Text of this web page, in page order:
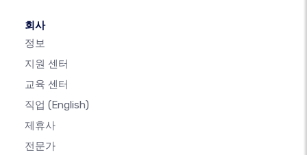
회사
정보
지원 센터
교육 센터
직업 (English)
제휴사
전문가